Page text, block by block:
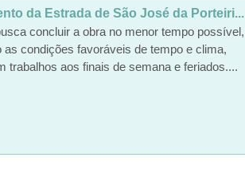
da Estrada de São José da Porteiri...
concluir a obra no menor tempo possível,
as condições favoráveis de tempo e clima,
trabalhos aos finais de semana e feriados....